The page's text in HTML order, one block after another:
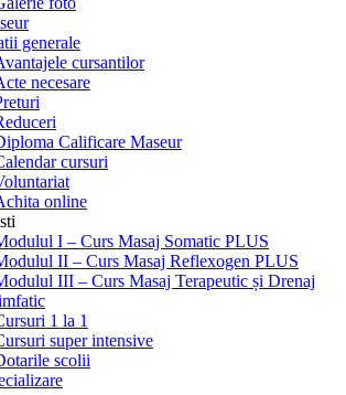
generale
cursantilor
necesare
Calificare Maseur
cursuri
online
I – Curs Masaj Somatic PLUS
II – Curs Masaj Reflexogen PLUS
III – Curs Masaj Terapeutic și Drenaj
1 la 1
super intensive
scolii